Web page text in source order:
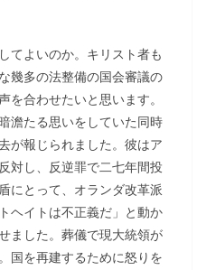
てよいのか。キリスト者も
幾多の法整備の国会審議の
を合わせたいと思います。
澹たる思いをしていた同時
が報じられました。彼はア
対し、反逆罪で二七年間投
にとって、オランダ改革派
ヘイトは不正義だ」と動か
ました。葬儀で現大統領が
国を再建するために怒りを